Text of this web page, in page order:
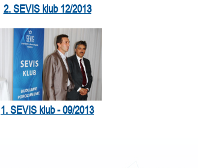
2. SEVIS klub 12/2013
1. SEVIS klub - 09/2013